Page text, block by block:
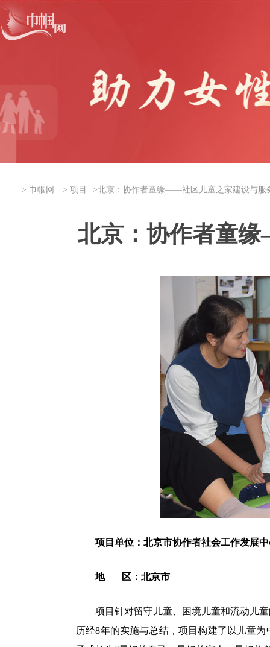
> 巾帼网 > 项目 >北京：协作者童缘——社区儿童之家建设与服
北京：协作者童
项目单位：北京市协作者社会工作发展
地 区：北京市
项目针对留守儿童、困境儿童和流动儿童
历经8年的实施与总结，项目构建了以儿童